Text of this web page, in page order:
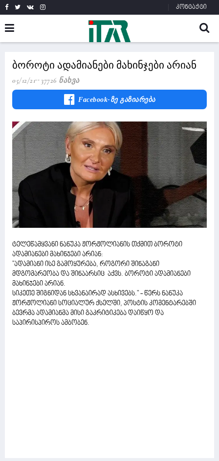
კონტაქტი
ბოროტი ადამიანები მახინჯები არიან
05/12/21 37726 Ნახვა
Facebook-Ზე Გაზიარება
ტელეწამყვანი ნანუკა ჟორჟოლიანის თქმით ბოროტი
ადამიანები მახინჯები არიან:
"ადამიანი ისე გამოყურება, როგორი შინაგანი
მდგომარეობა და შინაარსიც აქვს. ბოროტი ადამიანები
მახინჯები არიან.
სიკეთე შიგნიდან სხვანაირად ასხივებს." - წერს ნანუკა
ჟორჟოლიანი სოციალურ ქსელში, პოსტის კომენტარებში
ბევრმა ადამიანმა მისი გაკრიტიკება დაიწყო და
საპირისპიროს ამბობენ.